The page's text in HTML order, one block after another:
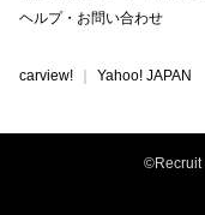
ヘルプ・お問い合わせ
carview! Yahoo! JAPAN
©Recruit